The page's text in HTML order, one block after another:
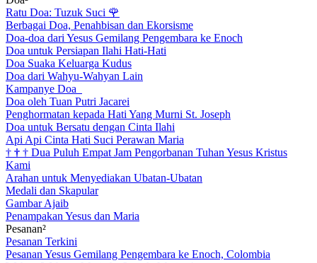
Ratu Doa: Tuzuk Suci 🌹
Berbagai Doa, Penahbisan dan Ekorsisme
Doa-doa dari Yesus Gemilang Pengembara ke Enoch
Doa untuk Persiapan Ilahi Hati-Hati
Doa Suaka Keluarga Kudus
Doa dari Wahyu-Wahyan Lain
Kampanye Doa
Doa oleh Tuan Putri Jacarei
Penghormatan kepada Hati Yang Murni St. Joseph
Doa untuk Bersatu dengan Cinta Ilahi
Api Api Cinta Hati Suci Perawan Maria
† † † Dua Puluh Empat Jam Pengorbanan Tuhan Yesus Kristus
Kami
Arahan untuk Menyediakan Ubatan-Ubatan
Medali dan Skapular
Gambar Ajaib
Penampakan Yesus dan Maria
Pesanan²
Pesanan Terkini
Pesanan Yesus Gemilang Pengembara ke Enoch, Colombia